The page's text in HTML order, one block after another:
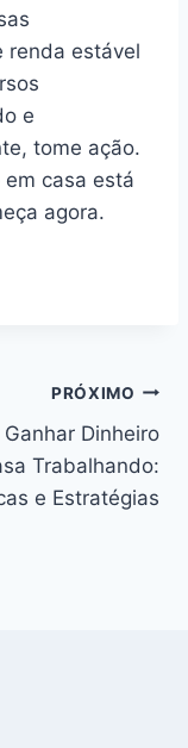
renda estável
e
tome ação.
casa está
agora.
PRÓXIMO
Ganhar Dinheiro
Trabalhando:
e Estratégias